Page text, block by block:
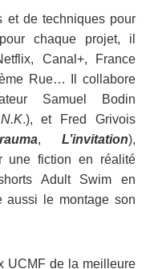
et de techniques pour
chaque projet, il
Canal+, France
Rue… Il collabore
Samuel Bodin
.), et Fred Grivois
,L’invitation),
une fiction en réalité
Adult Swim en
aussi le montage son
UCMF de la meilleure